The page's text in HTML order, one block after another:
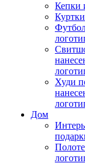
Кепки
Куртки
Худи
Дом